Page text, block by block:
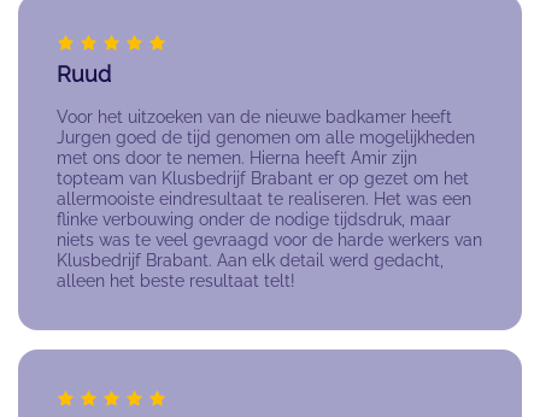
Ruud
Voor het uitzoeken van de nieuwe badkamer heeft
Jurgen goed de tijd genomen om alle mogelijkheden
met ons door te nemen. Hierna heeft Amir zijn
topteam van Klusbedrijf Brabant er op gezet om het
allermooiste eindresultaat te realiseren. Het was een
flinke verbouwing onder de nodige tijdsdruk, maar
niets was te veel gevraagd voor de harde werkers van
Klusbedrijf Brabant. Aan elk detail werd gedacht,
alleen het beste resultaat telt!